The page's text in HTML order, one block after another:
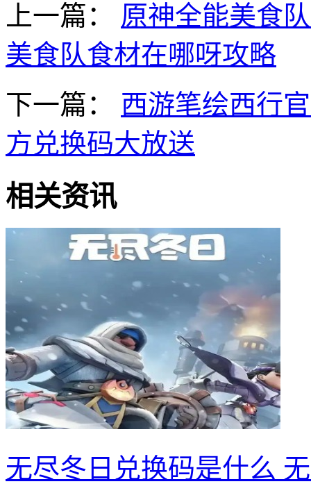
上一篇：
原神全能美食
美食队食材在哪呀攻略
下一篇：
西游笔绘西行
方兑换码大放送
相关资讯
无尽冬日兑换码是什么